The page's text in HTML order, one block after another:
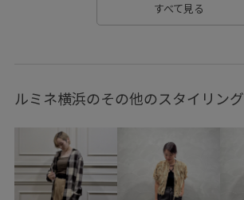
すべて見る
ルミネ横浜のその他のスタイリング